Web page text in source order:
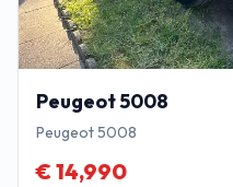
Peugeot5008
Peugeot 5008
€14,990